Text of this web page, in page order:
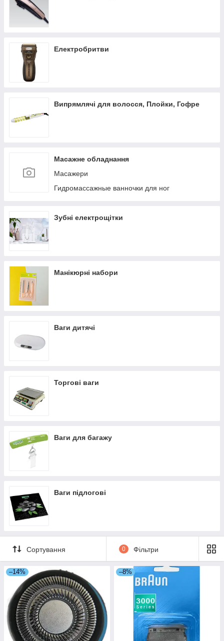
Електробритви
Випрямлячі для волосся, Плойки, Гофре
Масажне обладнання
Масажери
Гидромассажные ванночки для ног
Зубні електрощітки
Манікюрні набори
Ваги дитячі
Торгові ваги
Ваги для багажу
Ваги підлогові
Сортування 0 Фільтри
–14% –8%